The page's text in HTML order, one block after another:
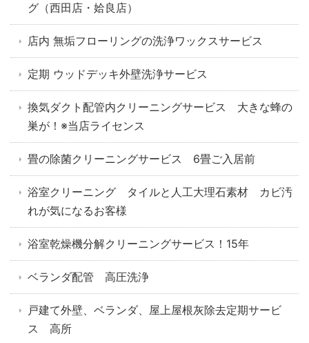
グ（西田店・姶良店）
店内 無垢フローリングの洗浄ワックスサービス
定期 ウッドデッキ外壁洗浄サービス
換気ダクト配管内クリーニングサービス 大きな蜂の
巣が！※当店ライセンス
畳の除菌クリーニングサービス 6畳ご入居前
浴室クリーニング タイルと人工大理石素材 カビ汚
れが気になるお客様
浴室乾燥機分解クリーニングサービス！15年
ベランダ配管 高圧洗浄
戸建て外壁、ベランダ、屋上屋根灰除去定期サービ
ス 高所